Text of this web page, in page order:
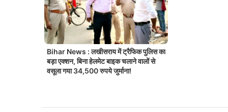
Bihar News : लखीसराय में ट्रैफिक पुलिस का
बड़ा एक्शन, बिना हेलमेट बाइक चलाने वालों से
वसूला गया 34,500 रुपये जुर्माना!